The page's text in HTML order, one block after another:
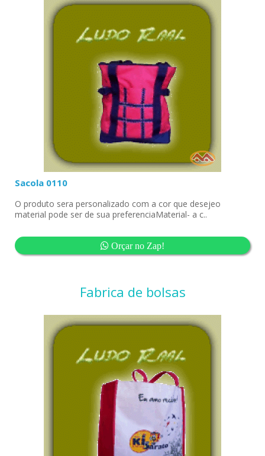
Sacola 0110
O produto sera personalizado com a cor que desejeo
material pode ser de sua preferenciaMaterial- a c..
Orçar no Zap!
Fabrica de bolsas